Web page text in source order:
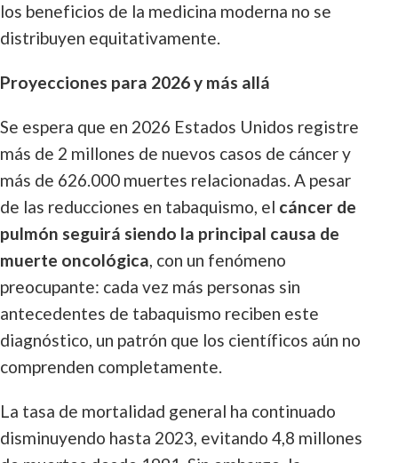
los beneficios de la medicina moderna no se
distribuyen equitativamente.
Proyecciones para 2026 y más allá
Se espera que en 2026 Estados Unidos registre
más de 2 millones de nuevos casos de cáncer y
más de 626.000 muertes relacionadas. A pesar
de las reducciones en tabaquismo, el cáncer de
pulmón seguirá siendo la principal causa de
muerte oncológica, con un fenómeno
preocupante: cada vez más personas sin
antecedentes de tabaquismo reciben este
diagnóstico, un patrón que los científicos aún no
comprenden completamente.
La tasa de mortalidad general ha continuado
disminuyendo hasta 2023, evitando 4,8 millones